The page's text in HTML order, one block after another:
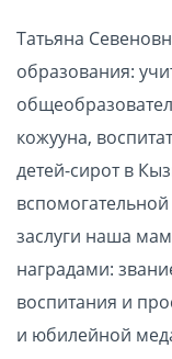
Татьяна
образования:
кожууна,
детей-сирот в
заслуги наша
наградами:
воспитания и
и юбилейной